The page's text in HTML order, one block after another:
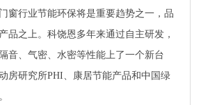
窗行业节能环保将是重要趋势之一，品
品之上。科饶恩多年来通过自主研发，
音、气密、水密等性能上了一个新台
房研究所PHI、康居节能产品和中国绿